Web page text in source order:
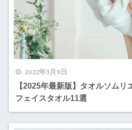
2022年3月9日
【2025年最新版】タオルソムリ
フェイスタオル11選